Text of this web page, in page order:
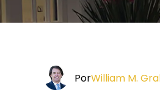
PorWilliam M.